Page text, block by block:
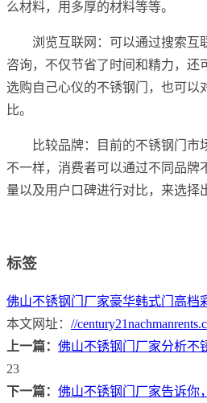
么材料，用多厚的材料等等。
浏览互联网：可以通过搜索互
咨询，不仅节省了时间和精力，还
选购自己心仪的不锈钢门，也可以
比。
比较品牌：目前的不锈钢门市
不一样，消费者可以通过不同品牌
量以及用户口碑进行对比，来选择
标签
佛山不锈钢门厂家豪华韩式门 高档
本文网址： //
上一篇： 佛山不锈钢门厂家分析不
23
下一篇： 佛山不锈钢门厂家告诉你